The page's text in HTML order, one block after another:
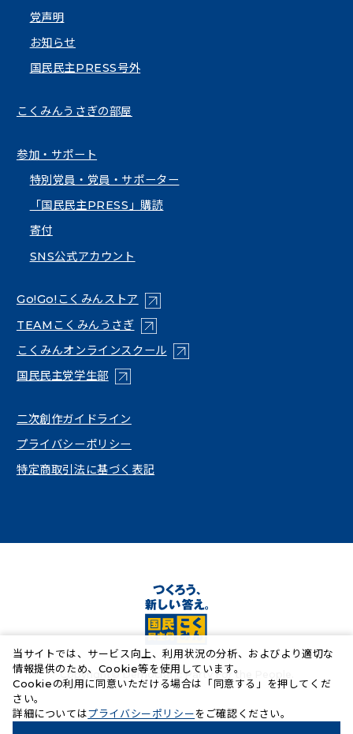
党声明
お知らせ
国民民主PRESS号外
こくみんうさぎの部屋
参加・サポート
特別党員・党員・サポーター
「国民民主PRESS」購読
寄付
SNS公式アカウント
Go!Go!こくみんストア （新しいタブで開く）
TEAMこくみんうさぎ（新しいタブで開く）
こくみんオンラインスクール（新しいタブで開く）
国民民主党学生部（新しいタブで開く）
二次創作ガイドライン
プライバシーポリシー
特定商取引法に基づく表記
Copyright© Democratic Party For the People.
当サイトでは、サービス向上、利用状況の分析、およびより適切な
情報提供のため、Cookie等を使用しています。
Cookieの利用に同意いただける場合は「同意する」を押してくだ
さい。
詳細についてはプライバシーポリシー（新しいタブで開く）
をご確認ください。